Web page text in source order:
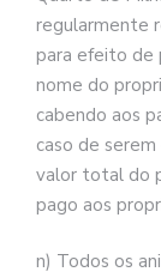
regularmente
para efeito de
nome do
cabendo aos
caso de serem
valor total do
pago aos
n) Todos os